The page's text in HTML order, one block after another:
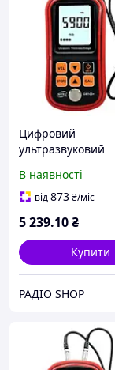
Цифровий
ультразвуковий
BENETECH GM100X
В наявності
від873₴/міс
5 239.10₴
Купити
РАДІО SHOP